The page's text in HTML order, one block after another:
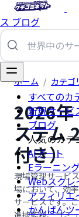
ス ブログ
すべてのカ
新規サービ
ブログ
人気のカテ
AIアート
Eラーニン
Webスクレ
アフィリエ
かんばんツ
ホーム / カテゴ
2026年
ステム
付き）
現場管理サービ
場において、効
サービスです。
進捗監視、コミ